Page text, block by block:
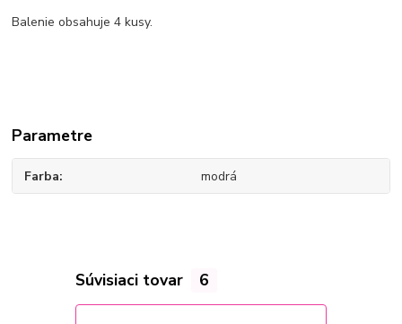
Balenie obsahuje 4 kusy.
Parametre
Farba modrá
Súvisiaci tovar 6